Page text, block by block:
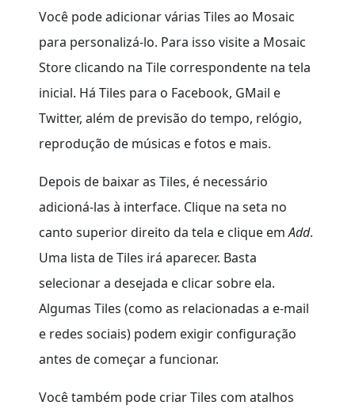
Você pode adicionar várias Tiles ao Mosaic
para personalizá-lo. Para isso visite a Mosaic
Store clicando na Tile correspondente na tela
inicial. Há Tiles para o Facebook, GMail e
Twitter, além de previsão do tempo, relógio,
reprodução de músicas e fotos e mais.
Depois de baixar as Tiles, é necessário
adicioná-las à interface. Clique na seta no
canto superior direito da tela e clique emAdd.
Uma lista de Tiles irá aparecer. Basta
selecionar a desejada e clicar sobre ela.
Algumas Tiles (como as relacionadas a e-mail
e redes sociais) podem exigir configuração
antes de começar a funcionar.
Você também pode criar Tiles com atalhos